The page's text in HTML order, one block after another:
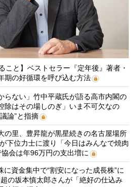
こと】ベストセラー『定年後』著者・
期の好循環を呼び込む方法
らない」竹中平蔵氏が語る高市内閣の
はその場しのぎ」いま不可欠なの
論”と指摘
の里、豊昇龍が黒星続きの名古屋場所
下位力士に渡り「今日はみんなで焼肉
会は年96万円の支出増に
資金集中で“割安になった成長株”に
の坂本慎太郎さんが「絶好の仕込み